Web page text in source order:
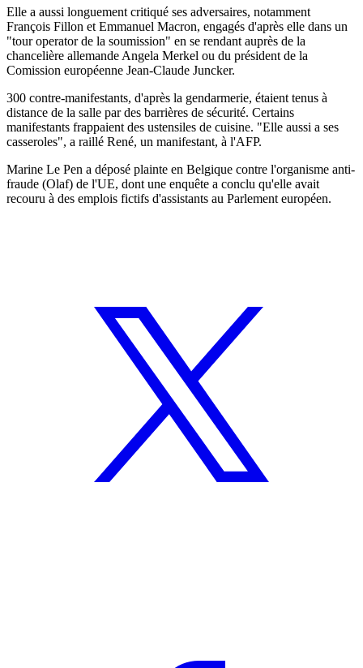
Elle a aussi longuement critiqué ses adversaires, notamment
François Fillon et Emmanuel Macron, engagés d'après elle dans un
"tour operator de la soumission" en se rendant auprès de la
chancelière allemande Angela Merkel ou du président de la
Comission européenne Jean-Claude Juncker.
300 contre-manifestants, d'après la gendarmerie, étaient tenus à
distance de la salle par des barrières de sécurité. Certains
manifestants frappaient des ustensiles de cuisine. "Elle aussi a ses
casseroles", a raillé René, un manifestant, à l'AFP.
Marine Le Pen a déposé plainte en Belgique contre l'organisme anti-
fraude (Olaf) de l'UE, dont une enquête a conclu qu'elle avait
recouru à des emplois fictifs d'assistants au Parlement européen.